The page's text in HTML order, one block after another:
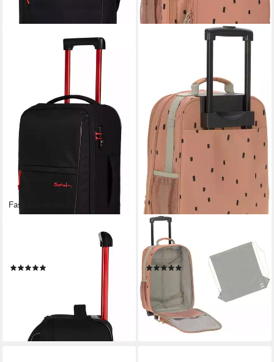
Fast ausverkauft
Weichgepäck-Trolley Flow, 2
lieferbar - in 2-3 Werktagen bei dir
+3
LÄSSIG
Kinderkoffer Happy Prints,
Trolley, Caramel, 2 Rollen
(14)
80,96 €
lieferbar - in 2-3 Werktagen bei dir